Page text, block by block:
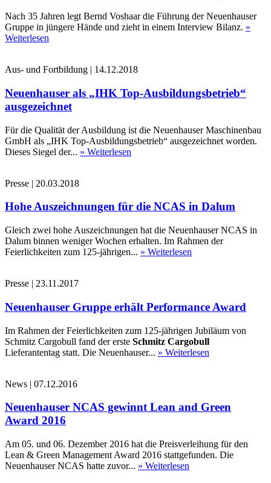
Nach 35 Jahren legt Bernd Voshaar die Führung der Neuenhauser
Gruppe in jüngere Hände und zieht in einem Interview Bilanz. »
Weiterlesen
Aus- und Fortbildung | 14.12.2018
Neuenhauser als „IHK Top-Ausbildungsbetrieb“
ausgezeichnet
Für die Qualität der Ausbildung ist die Neuenhauser Maschinenbau
GmbH als „IHK Top-Ausbildungsbetrieb“ ausgezeichnet worden.
Dieses Siegel der... » Weiterlesen
Presse | 20.03.2018
Hohe Auszeichnungen für die NCAS in Dalum
Gleich zwei hohe Auszeichnungen hat die Neuenhauser NCAS in
Dalum binnen weniger Wochen erhalten. Im Rahmen der
Feierlichkeiten zum 125-jährigen... » Weiterlesen
Presse | 23.11.2017
Neuenhauser Gruppe erhält Performance Award
Im Rahmen der Feierlichkeiten zum 125-jährigen Jubiläum von
Schmitz Cargobull fand der erste Schmitz Cargobull
Lieferantentag statt. Die Neuenhauser... » Weiterlesen
News | 07.12.2016
Neuenhauser NCAS gewinnt Lean and Green
Award 2016
Am 05. und 06. Dezember 2016 hat die Preisverleihung für den
Lean & Green Management Award 2016 stattgefunden. Die
Neuenhauser NCAS hatte zuvor... » Weiterlesen